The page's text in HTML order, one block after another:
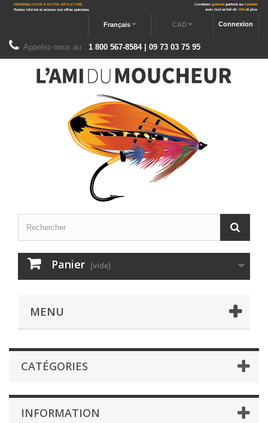
Connexion
CAD
Français
Appelez-nous au : 1 800 567-8584 | 09 73 03 75 95
Panier (vide)
MENU
CATÉGORIES
INFORMATION